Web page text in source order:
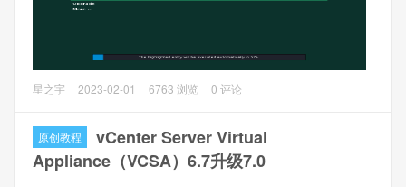
本文主要将通过VMware vCenter安装SUSE 15 SP4。
一、安装准备
1、SUSE15镜像：SLE-15-SP4-Full-x86_64-GM-
Media1.iso，官网下载：
星之宇 2023-02-01 6763 浏览 0 评论
原创教程
vCenter Server Virtual
Appliance（VCSA）6.7升级7.0